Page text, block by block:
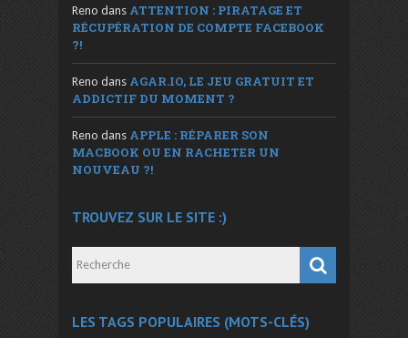
Reno dans ATTENTION : PIRATAGE ET
RÉCUPÉRATION DE COMPTE FACEBOOK
?!
Reno dans AGAR.IO, LE JEU GRATUIT ET
ADDICTIF DU MOMENT ?
Reno dans APPLE : RÉPARER SON
MACBOOK OU EN RACHETER UN
NOUVEAU ?!
TROUVEZ SUR LE SITE :)
LES TAGS POPULAIRES (MOTS-CLÉS)